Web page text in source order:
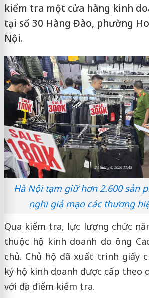
kiểm tra một cửa hàng kinh
tại số 30 Hàng Đào, phường
Nội.
Hà Nội tạm giữ hơn 2.600 sản
nghi giả mạo các thương
Qua kiểm tra, lực lượng chức
thuộc hộ kinh doanh do ông
chủ. Chủ hộ đã xuất trình giấy
ký hộ kinh doanh được cấp theo
với địa điểm kiểm tra.